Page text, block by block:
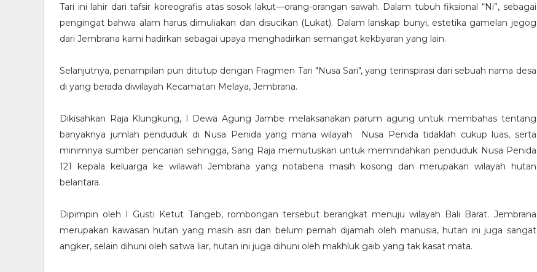
Tari ini lahir dari tafsir koreografis atas sosok lakut—orang-orangan sawah. Dalam tubuh fiksional “Ni”, sebagai
pengingat bahwa alam harus dimuliakan dan disucikan (Lukat). Dalam lanskap bunyi, estetika gamelan jegog
dari Jembrana kami hadirkan sebagai upaya menghadirkan semangat kekbyaran yang lain.
Selanjutnya, penampilan pun ditutup dengan Fragmen Tari "Nusa Sari", yang terinspirasi dari sebuah nama desa
di yang berada diwilayah Kecamatan Melaya, Jembrana.
Dikisahkan Raja Klungkung, I Dewa Agung Jambe melaksanakan parum agung untuk membahas tentang
banyaknya jumlah penduduk di Nusa Penida yang mana wilayah Nusa Penida tidaklah cukup luas, serta
minimnya sumber pencarian sehingga, Sang Raja memutuskan untuk memindahkan penduduk Nusa Penida
121 kepala keluarga ke wilawah Jembrana yang notabena masih kosong dan merupakan wilayah hutan
belantara.
Dipimpin oleh I Gusti Ketut Tangeb, rombongan tersebut berangkat menuju wilayah Bali Barat. Jembrana
merupakan kawasan hutan yang masih asri dan belum pernah dijamah oleh manusia, hutan ini juga sangat
angker, selain dihuni oleh satwa liar, hutan ini juga dihuni oleh makhluk gaib yang tak kasat mata.